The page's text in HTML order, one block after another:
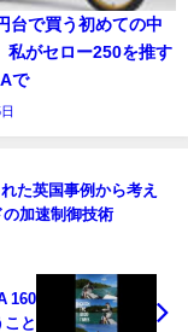
台で買う初めての中
私がセロー250を推す
で
た英国事例から考え
加速制御技術
160
と